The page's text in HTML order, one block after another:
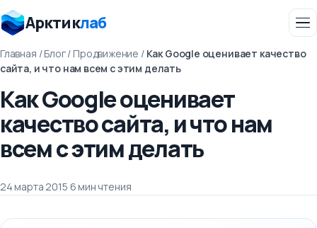
Арктиклаб
Главная /Блог/ Продвижение / Как Google оценивает качество
сайта, и что нам всем с этим делать
Как Google оценивает
качество сайта, и что нам
всем с этим делать
24 марта 2015·6 мин чтения